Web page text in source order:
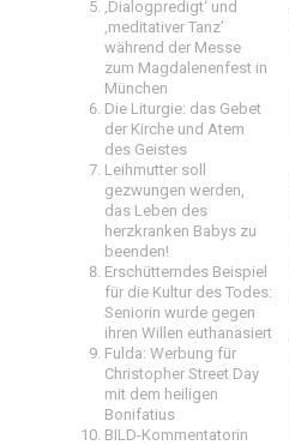
‚Dialogpredigt‘ und
‚meditativer Tanz’
während der Messe
zum Magdalenenfest in
München
Die Liturgie: das Gebet
der Kirche und Atem
des Geistes
Leihmutter soll
gezwungen werden,
das Leben des
herzkranken Babys zu
beenden!
Erschütterndes Beispiel
für die Kultur des Todes:
Seniorin wurde gegen
ihren Willen euthanasiert
Fulda: Werbung für
Christopher Street Day
mit dem heiligen
Bonifatius
BILD-Kommentatorin